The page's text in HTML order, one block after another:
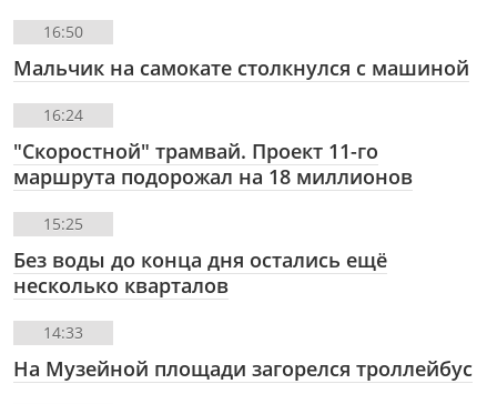
16:50
Мальчик на самокате столкнулся с машиной
16:24
"Скоростной" трамвай. Проект 11-го
маршрута подорожал на 18 миллионов
15:25
Без воды до конца дня остались ещё
несколько кварталов
14:33
На Музейной площади загорелся троллейбус